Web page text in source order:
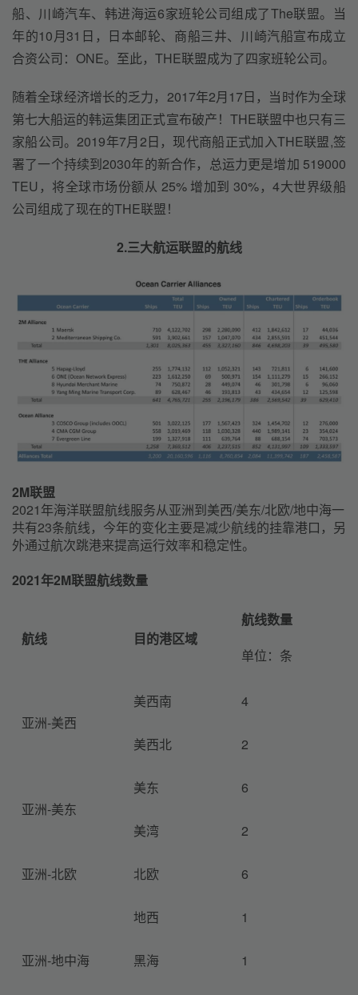
船、川崎汽车、韩进海运6家班轮公司组成了The联盟。当
年的10月31日，日本邮轮、商船三井、川崎汽船宣布成立
合资公司：ONE。至此，THE联盟成为了四家班轮公司。
随着全球经济增长的乏力，2017年2月17日，当时作为全球
第七大船运的韩运集团正式宣布破产！THE联盟中也只有三
家船公司。2019年7月2日，现代商船正式加入THE联盟,签
署了一个持续到2030年的新合作，总运力更是增加 519000
TEU，将全球市场份额从 25% 增加到 30%，4大世界级船
公司组成了现在的THE联盟！
2.三大航运联盟的航线
2M联盟
2021年海洋联盟航线服务从亚洲到美西/美东/北欧/地中海一
共有23条航线，今年的变化主要是减少航线的挂靠港口，另
外通过航次跳港来提高运行效率和稳定性。
2021年2M联盟航线数量
航线 目的港区域
航线数量
单位：条
亚洲-美西
美西南 4
美西北 2
亚洲-美东
美东 6
美湾 2
亚洲-北欧 北欧 6
亚洲-地中海
地西 1
黑海 1